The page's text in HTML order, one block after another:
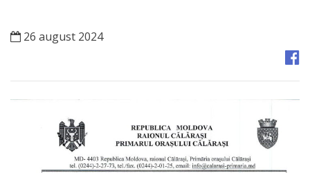
al
Locale
Primăria
Aparatul
26 august 2024